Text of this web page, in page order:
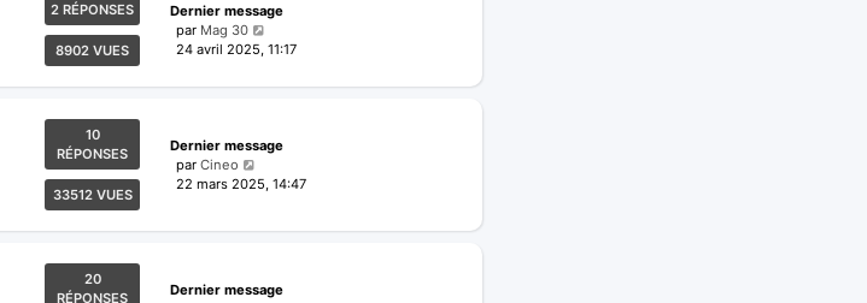
2 RÉPONSES
8902 VUES
Dernier message
par Mag 30
24 avril 2025, 11:17
10
RÉPONSES
33512 VUES
Dernier message
par Cineo
22 mars 2025, 14:47
20
RÉPONSES
Dernier message